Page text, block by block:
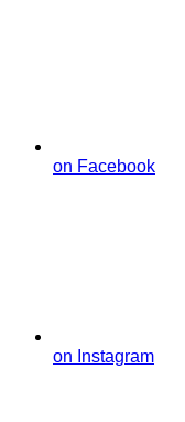
on Facebook
on Instagram